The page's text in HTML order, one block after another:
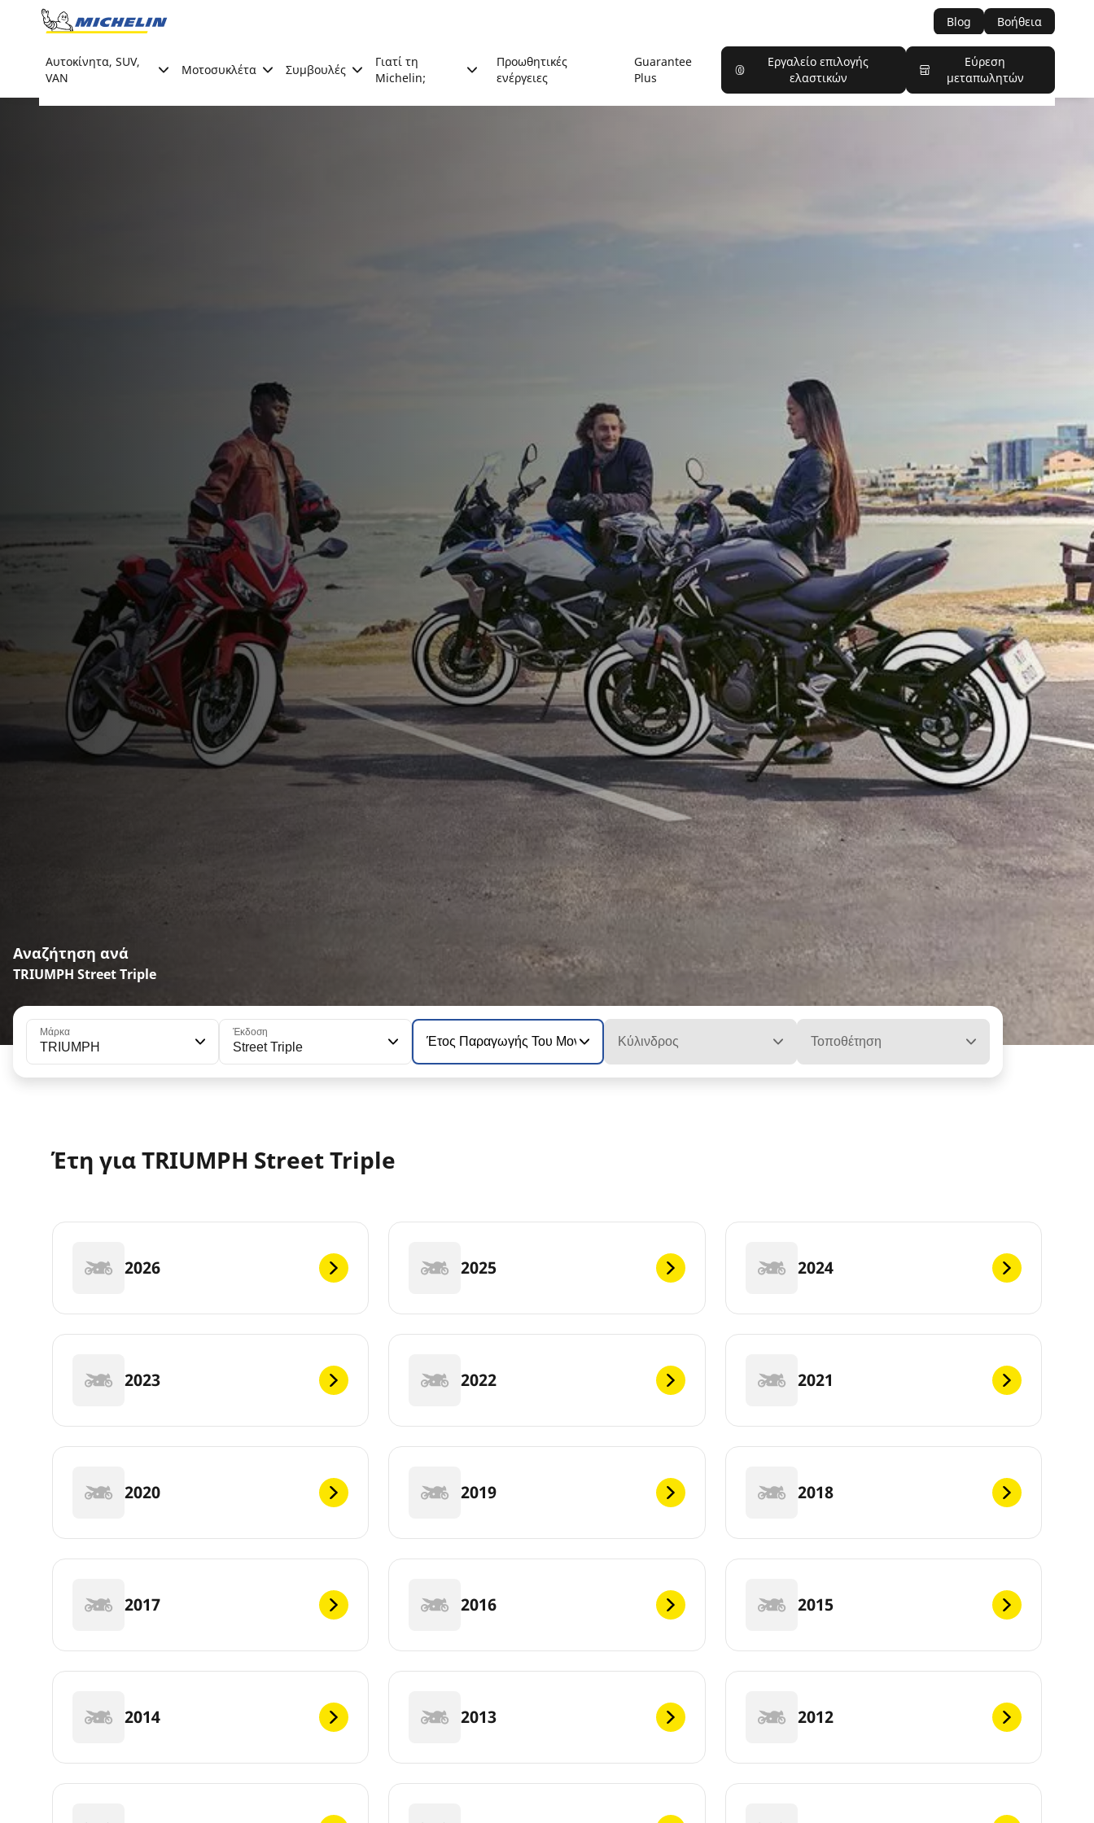
Go to page content
Blog Βοήθεια
Αυτοκίνητα, SUV,
VAN
Μοτοσυκλέτα Συμβουλές
Γιατί τη
Michelin;
Προωθητικές
ενέργειες
Guarantee
Plus
Εργαλείο επιλογής
ελαστικών
Εύρεση
μεταπωλητών
Αναζήτηση ανά
TRIUMPH Street Triple
Μάρκα
TRIUMPH
Έκδοση
Street Triple Έτος Παραγωγής Του Μοντέλου Κύλινδρος Τοποθέτηση
Έτη για TRIUMPH Street Triple
2026 2025 2024
2023 2022 2021
2020 2019 2018
2017 2016 2015
2014 2013 2012